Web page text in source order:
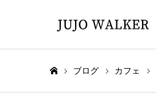
ブログ カフェ